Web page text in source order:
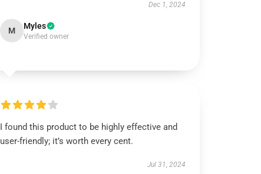
Dec 1, 2024
M Myles
Verified owner
I found this product to be highly effective and
user-friendly; it’s worth every cent.
Jul 31, 2024